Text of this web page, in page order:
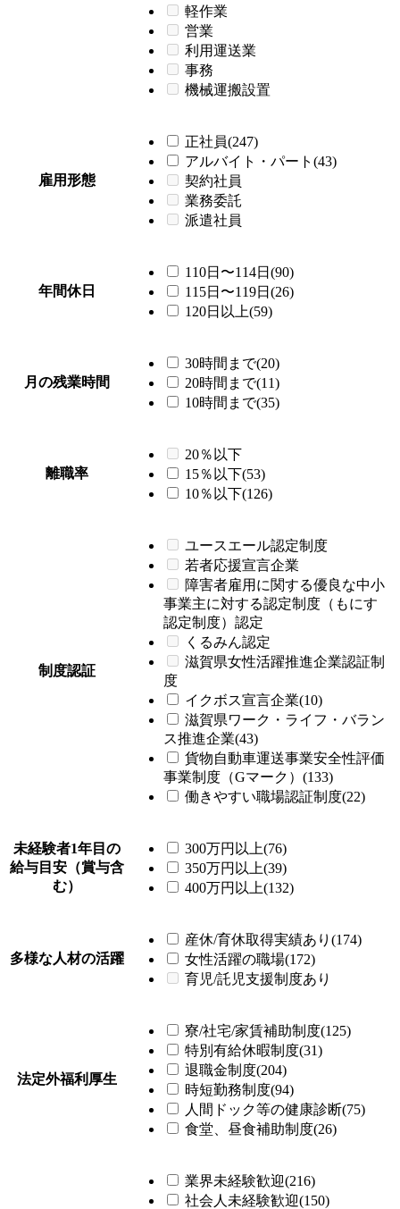
軽作業
営業
利用運送業
事務
機械運搬設置
雇用形態
正社員(247)
アルバイト・パート(43)
契約社員
業務委託
派遣社員
年間休日
110日〜114日(90)
115日〜119日(26)
120日以上(59)
月の残業時間
30時間まで(20)
20時間まで(11)
10時間まで(35)
離職率
20％以下
15％以下(53)
10％以下(126)
制度認証
ユースエール認定制度
若者応援宣言企業
障害者雇用に関する優良な中小
事業主に対する認定制度（もにす
認定制度）認定
くるみん認定
滋賀県女性活躍推進企業認証制
度
イクボス宣言企業(10)
滋賀県ワーク・ライフ・バラン
ス推進企業(43)
貨物自動車運送事業安全性評価
事業制度（Gマーク）(133)
働きやすい職場認証制度(22)
未経験者1年目の
給与目安（賞与含
む）
300万円以上(76)
350万円以上(39)
400万円以上(132)
多様な人材の活躍
産休/育休取得実績あり(174)
女性活躍の職場(172)
育児/託児支援制度あり
法定外福利厚生
寮/社宅/家賃補助制度(125)
特別有給休暇制度(31)
退職金制度(204)
時短勤務制度(94)
人間ドック等の健康診断(75)
食堂、昼食補助制度(26)
業界未経験歓迎(216)
社会人未経験歓迎(150)